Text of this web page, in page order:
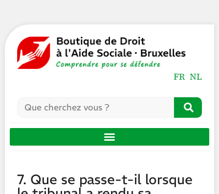
FR NL
7. Que se passe-t-il lorsque